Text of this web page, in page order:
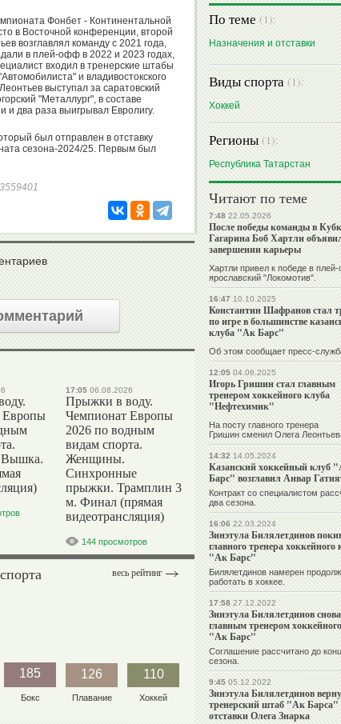
Фонбет - Континентальной
в Восточной конференции, второй
возглавлял команду с 2021 года,
в плей-офф в 2022 и 2023 годах,
входил в тренерские штабы
и владивостокского
выступал за саратовский
"Металлург", в составе
и два раза выигрывал Евролигу.
был отправлен в отставку
сезона-2024/25. Первым был
Европы
17:05 06.08.2026
Прыжки в воду.
Чемпионат Европы
2026 по водным
видам спорта.
Женщины.
Синхронные
прыжки. Трамплин 3
м. Финал (прямая
видеотрансляция)
144 просмотров
весь рейтинг
185
Бокс
126
Плавание
110
Хоккей
По теме(1):
Назначения и отставки
Виды спорта(1):
Хоккей
Регионы(1):
Республика Татарстан
Читают по теме
7:4822.05.2026
После победы команды в
Гагарина Боб Хартли
завершении карьеры
Хартли привел к победе в
ярославский "Локомотив".
16:4710.10.2025
Константин Шафранов стал
по игре в большинстве
клуба "Ак Барс"
Об этом сообщает пресс-
12:0504.06.2025
Игорь Гришин стал главным
тренером хоккейного клуба
"Нефтехимик"
На посту главного тренера
Гришин сменил Олега
14:3214.05.2024
Казанский хоккейный клуб
Барс" возглавил Анвар
Контракт со специалистом
два сезона.
16:0622.03.2024
Зинэтула Билялетдинов
главного тренера хоккейного
"Ак Барс"
Билялетдинов намерен
работать в хоккее.
17:5827.12.2022
Зинэтула Билялетдинов
главным тренером
"Ак Барс"
Соглашение рассчитано до
сезона.
9:4505.12.2022
Зинэтула Билялетдинов
тренерский штаб "Ак Барса"
отставки Олега Знарка